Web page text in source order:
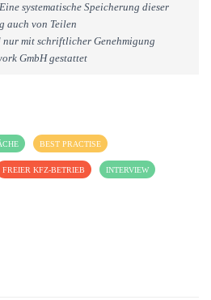
systematische Speicherung dieser
auch von Teilen
nur mit schriftlicher Genehmigung
GmbH gestattet
BEST PRACTISE
FREIER KFZ-BETRIEB INTERVIEW